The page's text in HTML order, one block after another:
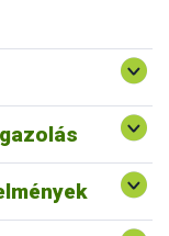
alapján nincs